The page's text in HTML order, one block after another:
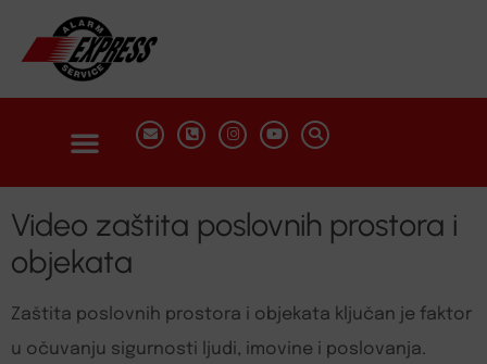
Video zaštita poslovnih prostora i
objekata
Zaštita poslovnih prostora i objekata ključan je faktor
u očuvanju sigurnosti ljudi, imovine i poslovanja.